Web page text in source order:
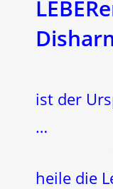
ist der
…
heile die